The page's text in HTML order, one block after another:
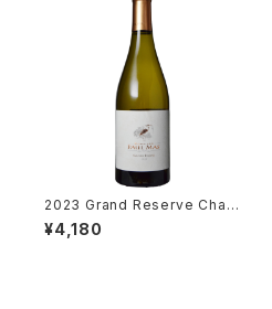
2023 Grand Reserve Char
donnay / Dm. Paul Mas
¥4,180